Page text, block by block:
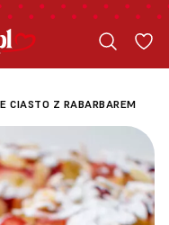
CIASTO Z RABARBAREM